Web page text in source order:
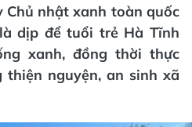
Chủ nhật xanh toàn quốc
dịp để tuổi trẻ Hà Tĩnh
xanh, đồng thời thực
thiện nguyện, an sinh xã